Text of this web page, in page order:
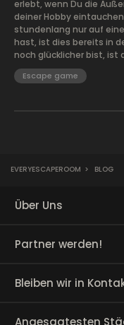
erlebt, wenn Du die
deiner Hobby
stundenlang nur auf
hast, ist dies bereits in
noch glücklicher bist, ist
Escape game
EVERYESCAPEROOM > BLOG
Über Uns
Partner werden!
Bleiben wir in
Angesagtesten